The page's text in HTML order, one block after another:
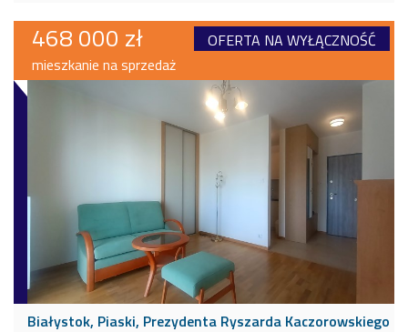
468 000 zł
OFERTA NA WYŁĄCZNOŚĆ
mieszkanie na sprzedaż
Białystok, Piaski, Prezydenta Ryszarda Kaczorowskiego